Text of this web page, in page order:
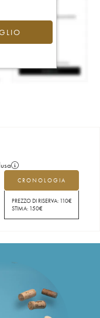
CRONOLOGIA
PREZZO DI RISERVA: 110€
STIMA: 150€